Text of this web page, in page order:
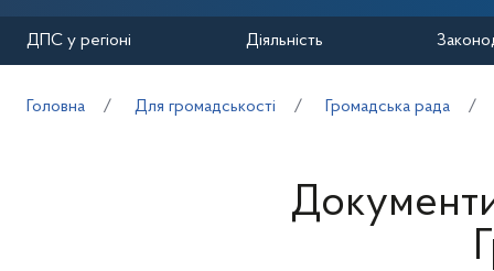
ДПС у регіоні Діяльність
Головна Для громадськості Громадська рада